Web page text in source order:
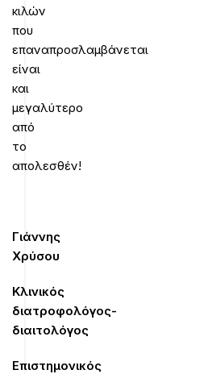
κιλών
που
επαναπροσλαμβάνεται
είναι
και
μεγαλύτερο
από
το
απολεσθέν!
Γιάννης
Χρύσου
Κλινικός
διατροφολόγος-
διαιτολόγος
Επιστημονικός